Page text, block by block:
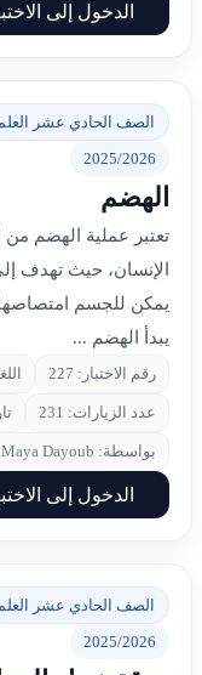
الدخول إلى
الصف الحادي عشر
2025/2026
الهضم
تعتبر عملية الهضم
الإنسان، حيث تهدف
يمكن للجسم امتصاصها
يبدأ الهضم ...
رقم الاختبار: 227
عدد الزيارات: 231
بواسطة: Maya Dayoub
الدخول إلى
الصف الحادي عشر
2025/2026